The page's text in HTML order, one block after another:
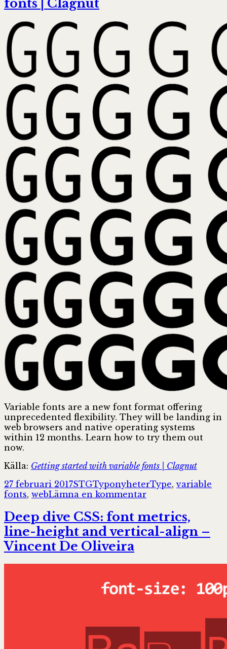
Loading
Strategies
zachleat.com
fonts | Clagnut
Variable fonts are a new font format offering
unprecedented flexibility. They will be landing in
web browsers and native operating systems
within 12 months. Learn how to try them out
now.
Källa: Getting started with variable fonts | Clagnut
Postat
27 februari 2017Författare
STGKategorier
TyponyheterTaggar
Type,variable
fonts, webLämna en kommentartill
started
with
variable
Clagnut
Deep dive CSS: font metrics,
line-height and vertical-align –
Vincent De Oliveira